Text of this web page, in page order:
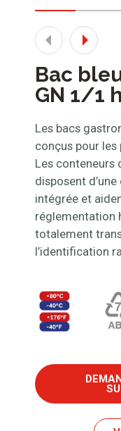
Bac
GN 1/1
Les bacs
conçus pour les
Les conteneurs
disposent
intégrée et
réglementation
totalement
l’identification